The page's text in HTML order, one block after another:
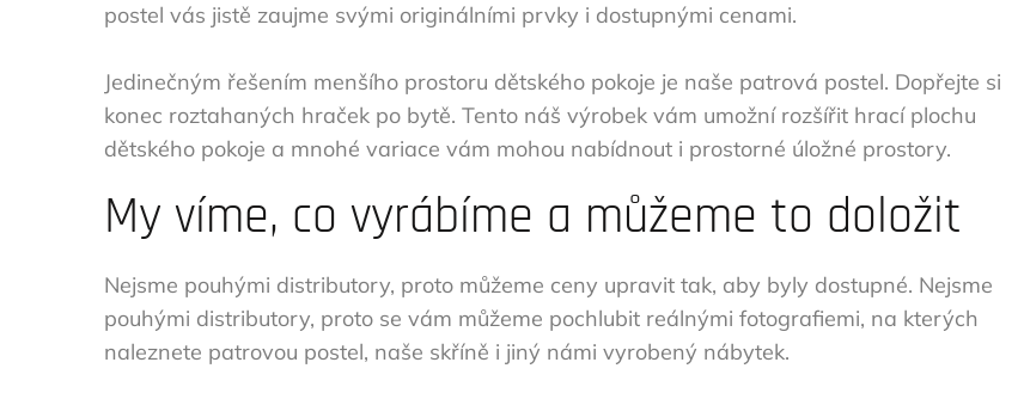
postel vás jistě zaujme svými originálními prvky i dostupnými cenami.
Jedinečným řešením menšího prostoru dětského pokoje je naše patrová postel. Dopřejte si
konec roztahaných hraček po bytě. Tento náš výrobek vám umožní rozšířit hrací plochu
dětského pokoje a mnohé variace vám mohou nabídnout i prostorné úložné prostory.
My víme, co vyrábíme a můžeme to doložit
Nejsme pouhými distributory, proto můžeme ceny upravit tak, aby byly dostupné. Nejsme
pouhými distributory, proto se vám můžeme pochlubit reálnými fotografiemi, na kterých
naleznete patrovou postel, naše skříně i jiný námi vyrobený nábytek.